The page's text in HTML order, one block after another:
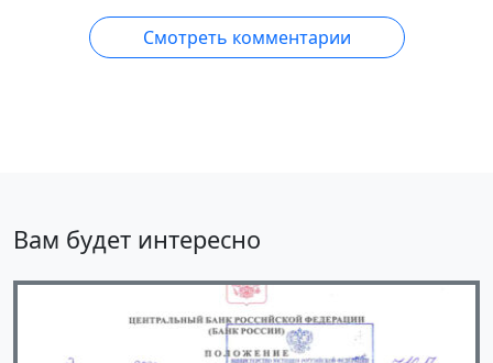
Смотреть комментарии
Вам будет интересно